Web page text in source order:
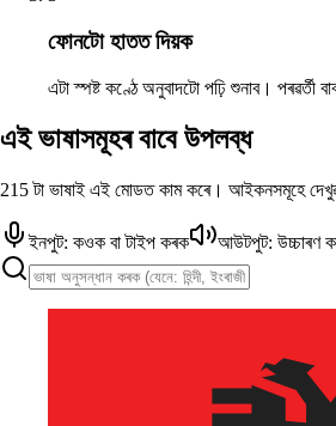
ফোনটো হাতত দিয়ক
এটা স্পষ্ট কণ্ঠে অনুবাদটো পঢ়ি শুনাব। পৰৱৰ্তী
এই ভাষাসমূহৰ বাবে উপলব্ধ
215 টা ভাষাই এই মোডত কাম কৰে। আইকনসমূহে
ইনপুট: কওক বা টাইপ কৰক আউটপুট: উচ্চাৰণ